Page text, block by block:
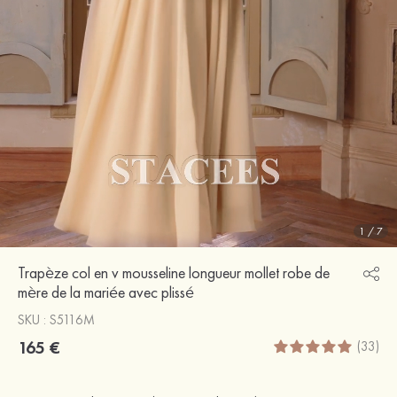
1 /7
Trapèze col en v mousseline longueur mollet robe de
mère de la mariée avec plissé
SKU : S5116M
165 € (33)